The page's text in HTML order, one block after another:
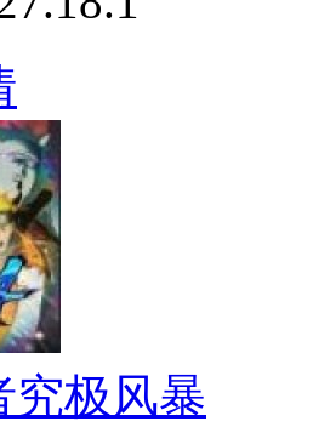
究极风暴